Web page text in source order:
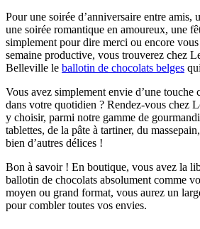
Pour une soirée d’anniversaire entre amis,
une soirée romantique en amoureux, une
simplement pour dire merci ou encore vous
semaine productive, vous trouverez chez
Belleville le ballotin de chocolats belges
Vous avez simplement envie d’une touche
dans votre quotidien ? Rendez-vous chez
y choisir, parmi notre gamme de
tablettes, de la pâte à tartiner, du
bien d’autres délices !
Bon à savoir ! En boutique, vous avez la
ballotin de chocolats absolument comme
moyen ou grand format, vous aurez un
pour combler toutes vos envies.